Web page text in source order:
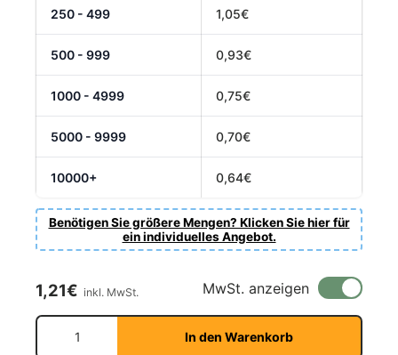
250 - 499 1,05€
500 - 999 0,93€
1000 - 4999 0,75€
5000 - 9999 0,70€
10000+ 0,64€
Benötigen Sie größere Mengen? Klicken Sie hier für
ein individuelles Angebot.
Normaler Preis
1,21€ inkl. MwSt. MwSt. anzeigen
Anzahl
In den Warenkorb